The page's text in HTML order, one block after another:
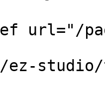
url="/
ez-